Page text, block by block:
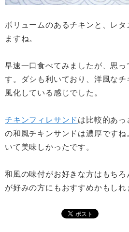
ボリュームのあるチキンと、レ
ますね。
早速一口食べてみましたが、思
す。ダシも利いており、洋風な
風化している感じでした。
チキンフィレサンド は比較的あっ
の和風チキンサンドは濃厚ですね
いて美味しかったです。
和風の味付がお好きな方はもち
が好みの方にもおすすめかもしれ